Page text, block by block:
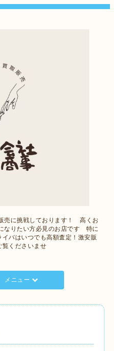
売に挑戦しております！ 高くお
なりたい方必見のお店です 特に
バはいつでも高額査定！激安販
覧くださいませ
メニュー